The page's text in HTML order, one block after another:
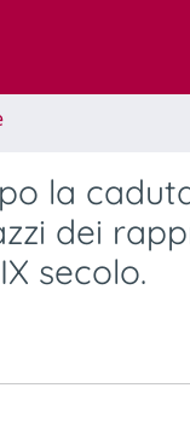
la
dei
secolo.